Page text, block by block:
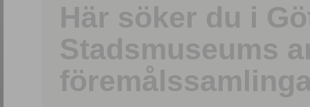
Här söker du i
Stadsmuseums